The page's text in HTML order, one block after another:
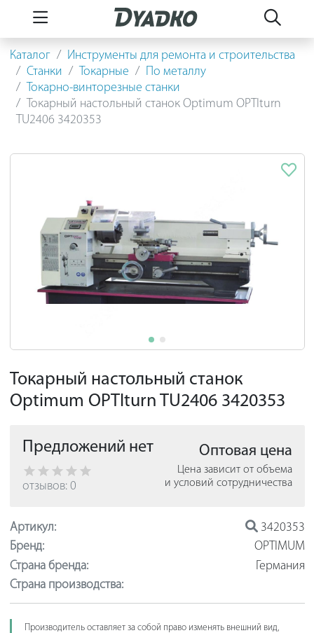
Каталог
Инструменты для ремонта и строительства
Станки
Токарные
По металлу
Токарно-винторезные станки
Токарный настольный станок Optimum OPTIturn
TU2406 3420353
Токарный настольный станок
Optimum OPTIturn TU2406 3420353
Предложений нет
отзывов: 0
Оптовая цена
Цена зависит от объема
и условий сотрудничества
Артикул:
3420353
Бренд:
OPTIMUM
Страна бренда:
Германия
Страна производства:
Производитель оставляет за собой право изменять внешний вид,